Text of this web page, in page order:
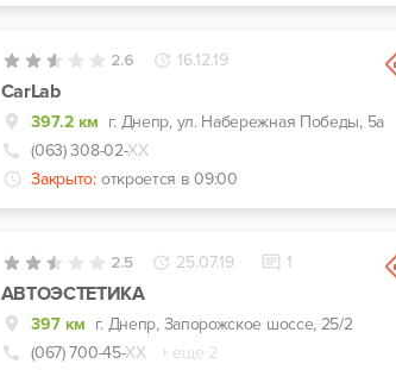
2.6 16.12.19
CarLab
397.2 км г. Днепр, ул. Набережная Победы, 5а
(063) 308-02-ХХ
Закрыто: откроется в 09:00
2.5 25.07.19 1
АВТОЭСТЕТИКА
397 км г. Днепр, Запорожское шоссе, 25/2
(067) 700-45-ХХ
+ еще 2